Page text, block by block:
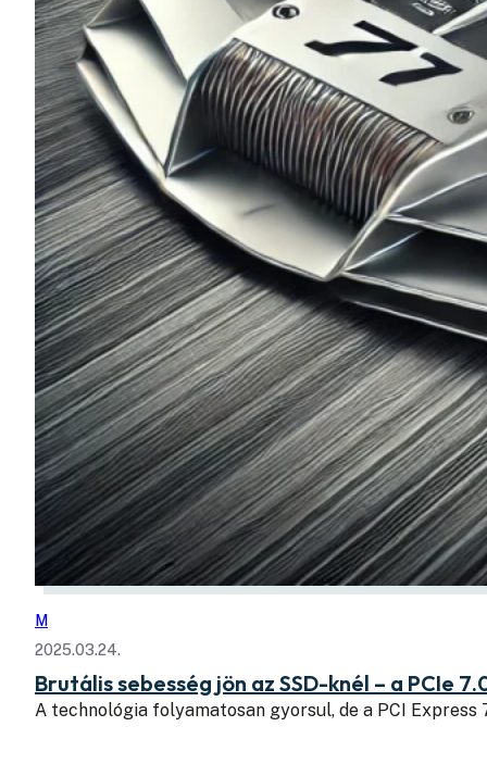
M
2025.03.24.
Brutális sebesség jön az SSD-knél – a PCIe
A technológia folyamatosan gyorsul, de a PCI Express